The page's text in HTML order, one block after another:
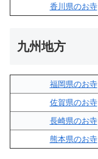
香川県のお寺
九州地方
福岡県のお寺
佐賀県のお寺
長崎県のお寺
熊本県のお寺